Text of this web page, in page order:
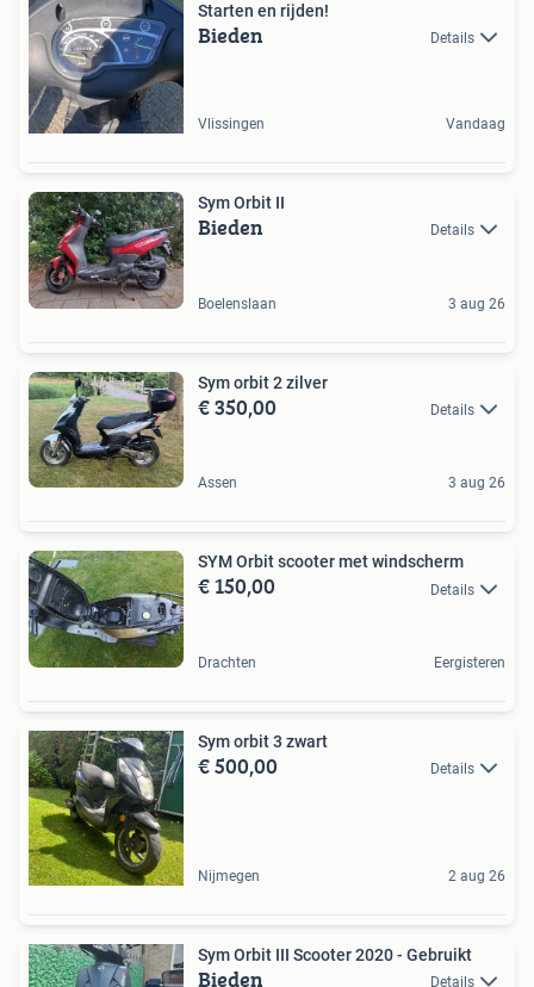
Starten en rijden!
Bieden Details
Vlissingen Vandaag
Sym Orbit II
Bieden Details
Boelenslaan 3 aug 26
Sym orbit 2 zilver
€ 350,00 Details
Assen 3 aug 26
SYM Orbit scooter met windscherm
€ 150,00 Details
Drachten Eergisteren
Sym orbit 3 zwart
€ 500,00 Details
Nijmegen 2 aug 26
Sym Orbit III Scooter 2020 - Gebruikt
Bieden Details